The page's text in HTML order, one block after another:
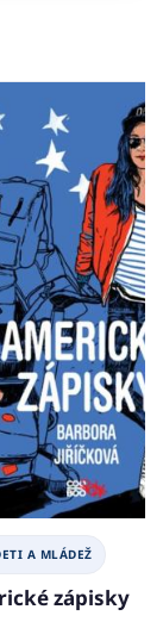
A MLÁDEŽ
zápisky